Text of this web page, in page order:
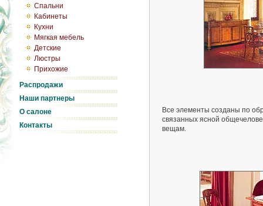
Спальни
Кабинеты
Кухни
Мягкая мебель
Детские
Люстры
Прихожие
Распродажи
Наши партнеры
О салоне
Контакты
Все элементы созданы по
связанных ясной
вещам.